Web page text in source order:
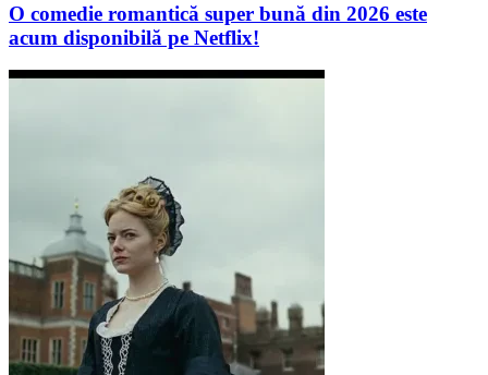
O comedie romantică super bună din 2026 este
acum disponibilă pe Netflix!